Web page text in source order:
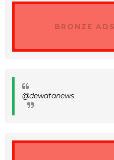
BRONZE
@dewatanews